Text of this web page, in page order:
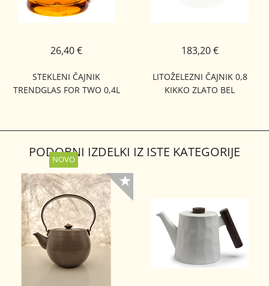
STEKLENI ČAJNIK
TRENDGLAS FOR TWO 0,4L
26,40 €
LITOŽELEZNI ČAJNIK 0,8
KIKKO ZLATO BEL
183,20 €
PODOBNI IZDELKI IZ ISTE KATEGORIJE